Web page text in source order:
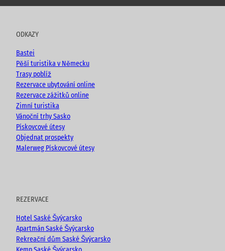
u
e
c
o
k
s
a
m
o
ODKAZY
Bastei
Pěší turistika v Německu
Trasy poblíž
Rezervace ubytování online
Rezervace zážitků online
Zimní turistika
Vánoční trhy Sasko
Pískovcové útesy
Objednat prospekty
Malerweg Pískovcové útesy
REZERVACE
Hotel Saské Švýcarsko
Apartmán Saské Švýcarsko
Rekreační dům Saské Švýcarsko